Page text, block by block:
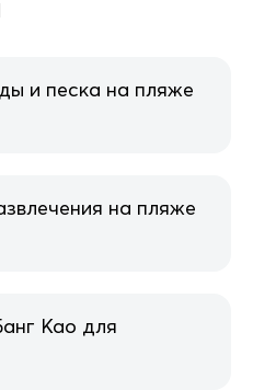
и песка на пляже
на пляже
Као для